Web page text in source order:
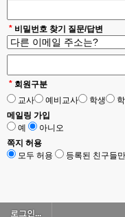
* 비밀번호 찾기 질문/답변
* 회원구분
교사
예비교사 학생
메일링 가입
예
아니오
쪽지 허용
모두 허용
등록된 친구들
로그인...